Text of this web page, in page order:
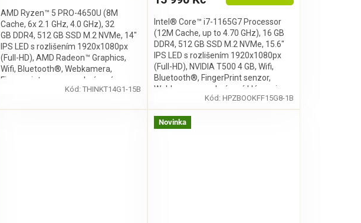
AMD Ryzen™ 5 PRO-4650U (8M
Cache, 6x 2.1 GHz, 4.0 GHz), 32
GB DDR4, 512 GB SSD M.2 NVMe, 14"
IPS LED s rozlišením 1920x1080px
(Full-HD), AMD Radeon™ Graphics,
Wifi, Bluetooth®, Webkamera,
Fingerprint senzor, podsvícená
klávesnice, Windows 11 Pro
Kód: THINKT14G1-15B
Intel® Core™ i7-1165G7 Processor
(12M Cache, up to 4.70 GHz), 16 GB
DDR4, 512 GB SSD M.2 NVMe, 15.6"
IPS LED s rozlišením 1920x1080px
(Full-HD), NVIDIA T500 4 GB, Wifi,
Bluetooth®, FingerPrint senzor,
Webkamera, podsvícená klávesnice,
bez mechaniky, Windows 11 Pro
Kód: HPZBOOKFF15G8-1B
Novinka